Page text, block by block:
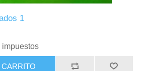
1
impuestos